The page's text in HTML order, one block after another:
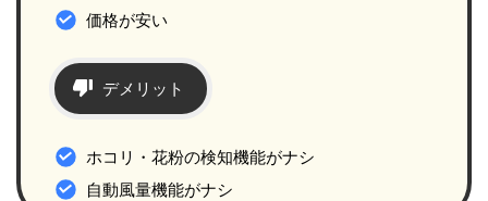
価格が安い
デメリット
ホコリ・花粉の検知機能がナシ
自動風量機能がナシ